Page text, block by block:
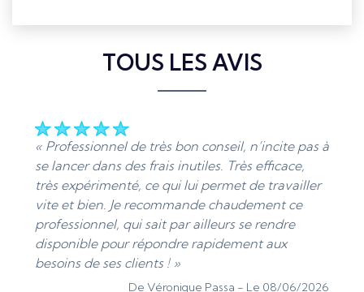
TOUS LES AVIS
« Professionnel de très bon conseil, n’incite pas à
se lancer dans des frais inutiles. Très efficace,
très expérimenté, ce qui lui permet de travailler
vite et bien. Je recommande chaudement ce
professionnel, qui sait par ailleurs se rendre
disponible pour répondre rapidement aux
besoins de ses clients ! »
De Véronique Passa - Le 08/06/2026